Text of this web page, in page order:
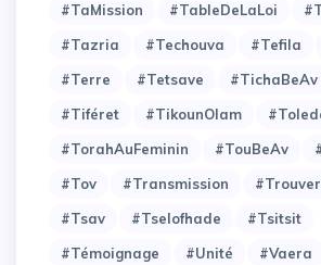
#TaMission
#TableDeLaLoi
#Tazria
#Techouva #Tefila
#Terre
#Tetsave #TichaBeAv
#Tiféret
#TikounOlam
#TorahAuFeminin
#TouBeAv
#Tov
#Transmission
#Tsav
#Tselofhade
#Tsitsit
#Témoignage
#Unité
#Vaera